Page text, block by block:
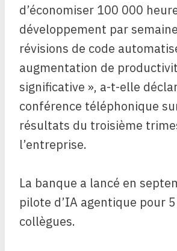
d’économiser 100 000
développement par
révisions de code
augmentation de
significative », a-t-elle
conférence téléphonique
résultats du troisième
l’entreprise.
La banque a lancé en
pilote d’IA agentique pour
collègues.